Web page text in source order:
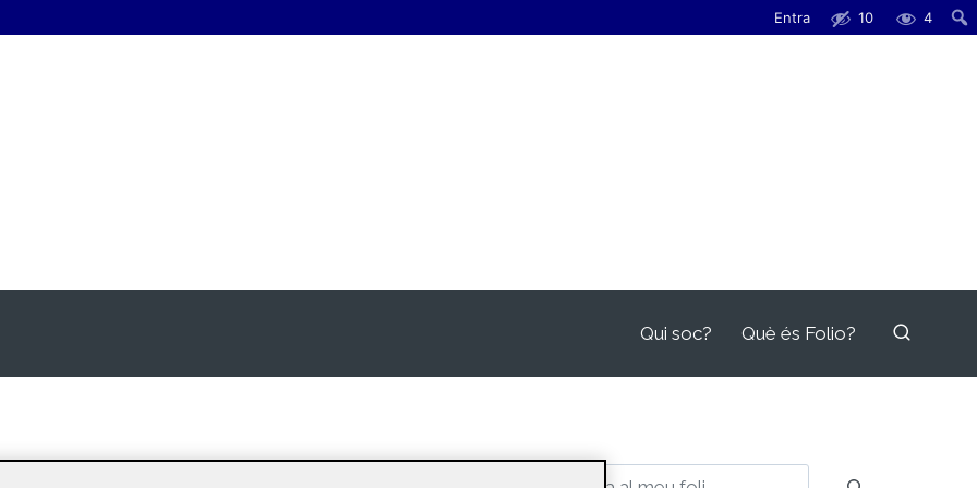
Entra 10 4
Qui soc? Què és Folio?